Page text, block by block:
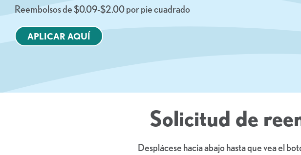
Reembolsos de $0.09-$2.00 por pie cuadrado
APLICAR AQUÍ
Solicitud de
Desplácese hacia abajo hasta que vea el